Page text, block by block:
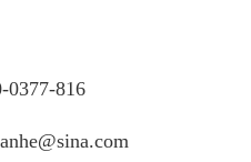
0377-816